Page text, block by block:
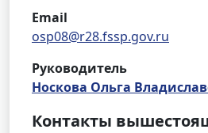
Email
osp08@r28.fssp.gov.ru
Руководитель
Носкова Ольга
Контакты